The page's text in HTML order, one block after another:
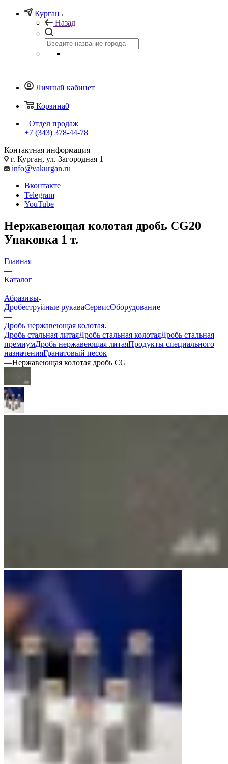
Курган
Назад
Личный кабинет
Корзина0
Отдел продаж
+7 (343) 378-44-78
Контактная информация
г. Курган, ул. Загородная 1
info@vakurgan.ru
Вконтакте
Telegram
YouTube
Нержавеющая колотая дробь СG20
Упаковка 1 т.
Главная
—
Каталог
—
Абразивы
Дробеструйные рукаваСервисОборудование
—
Дробь нержавеющая колотая
Дробь стальная литаяДробь стальная колотаяДробь стальная
премиумДробь нержавеющая литаяПродукты специального
назначенияГранатовый песок
—Нержавеющая колотая дробь CG